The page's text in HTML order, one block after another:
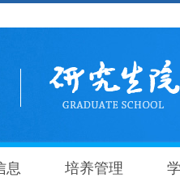
息 培养管理